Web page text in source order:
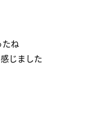
ね
じました